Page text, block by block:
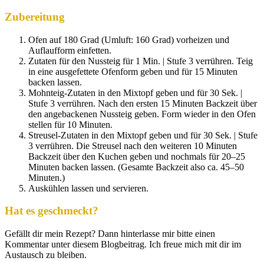
Zubereitung
Ofen auf 180 Grad (Umluft: 160 Grad) vorheizen und
Auflaufform einfetten.
Zutaten für den Nussteig für 1 Min. | Stufe 3 verrühren. Teig
in eine ausgefettete Ofenform geben und für 15 Minuten
backen lassen.
Mohnteig-Zutaten in den Mixtopf geben und für 30 Sek. |
Stufe 3 verrühren. Nach den ersten 15 Minuten Backzeit über
den angebackenen Nussteig geben. Form wieder in den Ofen
stellen für 10 Minuten.
Streusel-Zutaten in den Mixtopf geben und für 30 Sek. | Stufe
3 verrühren. Die Streusel nach den weiteren 10 Minuten
Backzeit über den Kuchen geben und nochmals für 20–25
Minuten backen lassen. (Gesamte Backzeit also ca. 45–50
Minuten.)
Auskühlen lassen und servieren.
Hat es geschmeckt?
Gefällt dir mein Rezept? Dann hinterlasse mir bitte einen
Kommentar unter diesem Blogbeitrag. Ich freue mich mit dir im
Austausch zu bleiben.